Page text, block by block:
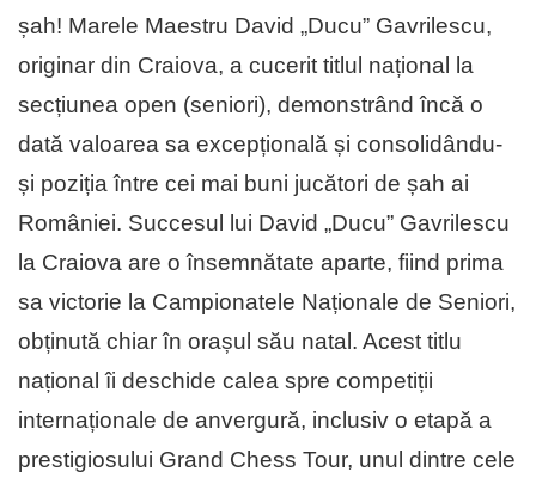
șah! Marele Maestru David „Ducu” Gavrilescu,
originar din Craiova, a cucerit titlul național la
secțiunea open (seniori), demonstrând încă o
dată valoarea sa excepțională și consolidându-
și poziția între cei mai buni jucători de șah ai
României. Succesul lui David „Ducu” Gavrilescu
la Craiova are o însemnătate aparte, fiind prima
sa victorie la Campionatele Naționale de Seniori,
obținută chiar în orașul său natal. Acest titlu
național îi deschide calea spre competiții
internaționale de anvergură, inclusiv o etapă a
prestigiosului Grand Chess Tour, unul dintre cele